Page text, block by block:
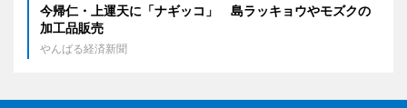
今帰仁・上運天に「ナギッコ」 島ラッキョウやモズクの
加工品販売
やんばる経済新聞